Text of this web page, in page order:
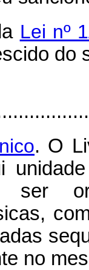
Lei nº
do
. O
ser
no